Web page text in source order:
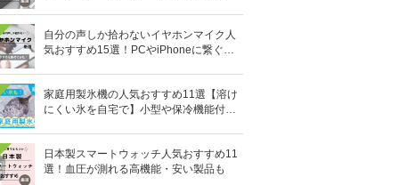
自分の声しか拾わないイヤホンマイク人
気おすすめ15選！PCやiPhoneに繋ぐ有
家庭用製氷機の人気おすすめ11選【溶け
にくい氷を自宅で】小型や保冷機能付き
日本製スマートウォッチ人気おすすめ11
選！血圧が測れる高機能・安い製品も